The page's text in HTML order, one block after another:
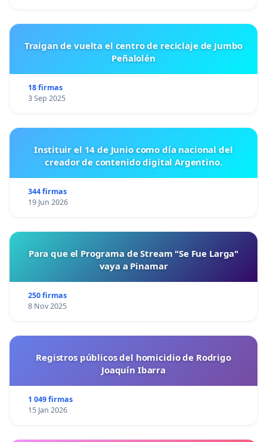
Traigan de vuelta el centro de reciclaje de Jumbo
Peñalolén
18 firmas
3 Sep 2025
Instituir el 14 de Junio como día nacional del
creador de contenido digital Argentino.
344 firmas
19 Jun 2026
Para que el Programa de Stream "Se Fue Larga"
vaya a Pinamar
250 firmas
8 Nov 2025
Registros públicos del homicidio de Rodrigo
Joaquín Ibarra
1 049 firmas
15 Jan 2026